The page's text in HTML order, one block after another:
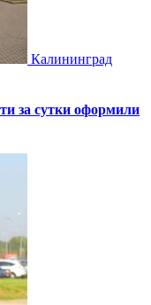
Калининград
за сутки оформили